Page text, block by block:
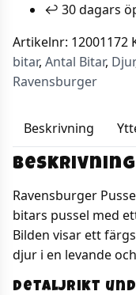
↩️ 30 dagars
Artikelnr: 12001172
bitar, Antal Bitar, Djur
Ravensburger
Beskrivning
Beskrivning
Ravensburger
bitars pussel med
Bilden visar ett
djur i en levande
Detaljrikt